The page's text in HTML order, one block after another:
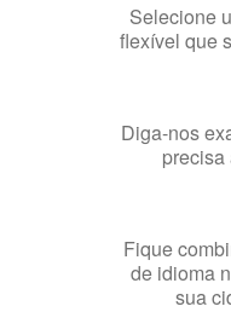
Selecione
flexível que
Diga-nos
Fique
de idioma
sua